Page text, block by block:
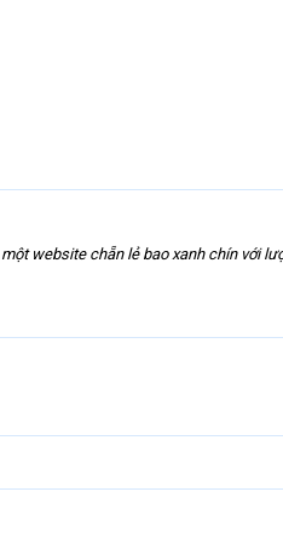
website chẵn lẻ bao xanh chín với